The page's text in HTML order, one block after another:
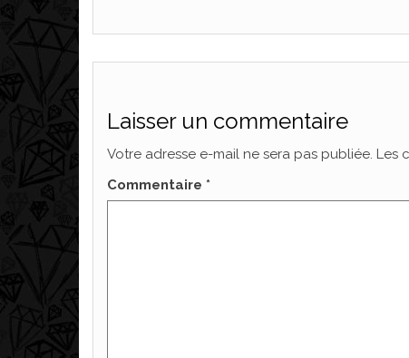
Laisser un commentaire
Votre adresse e-mail ne sera pas publiée. Les
Commentaire *